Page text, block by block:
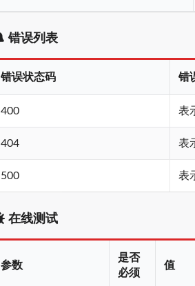
错误列表
错误状态码 错
400 表
404 表
500 表
在线测试
参数
是否
必须
值